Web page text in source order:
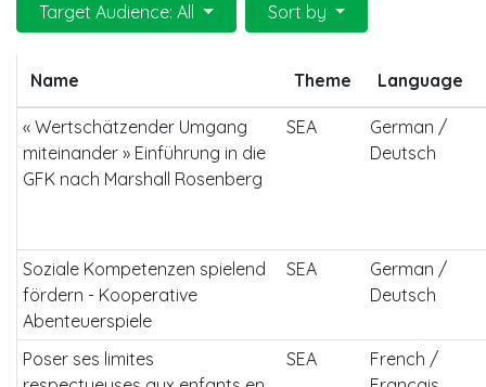
Target Audience: All Sort by
Name Theme Language
« Wertschätzender Umgang
miteinander » Einführung in die
GFK nach Marshall Rosenberg
SEA
German /
Deutsch
Soziale Kompetenzen spielend
fördern - Kooperative
Abenteuerspiele
SEA
German /
Deutsch
Poser ses limites
SEA
French /